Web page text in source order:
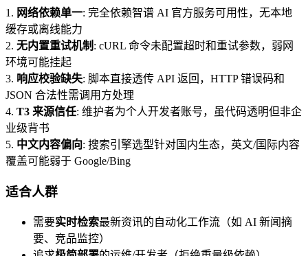
1. 网络依赖单一: 完全依赖智谱 AI 官方服务可用性，无本地
缓存或离线能力
2. 无内置重试机制 : cURL 命令未配置超时和重试参数，弱网
环境可能挂起
3. 响应校验缺失: 脚本直接透传 API 返回，HTTP 错误码和
JSON 合法性需调用方处理
4. T3 来源信任: 维护者为个人开发者账号，虽代码透明但非企
业级背书
5. 中文内容偏向: 搜索引擎选型针对国内生态，英文/国际内容
覆盖可能弱于 Google/Bing
适合人群
需要实时检索最新资讯的自动化工作流（如 AI 新闻摘
要、竞品监控）